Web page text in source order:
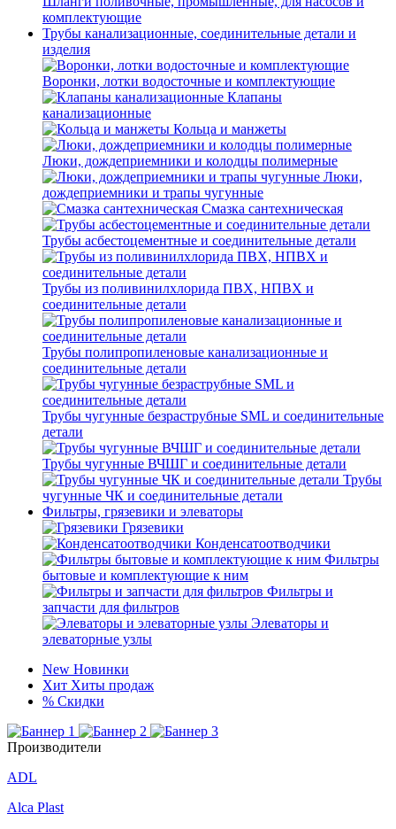
комплектующие
Трубы канализационные, соединительные детали и
изделия
Воронки, лотки водосточные и комплектующие
Клапаны
канализационные
Кольца и манжеты
Люки, дождеприемники и колодцы полимерные
Люки,
дождеприемники и трапы чугунные
Смазка сантехническая
Трубы асбестоцементные и соединительные детали
Трубы из поливинилхлорида ПВХ, НПВХ и
соединительные детали
Трубы полипропиленовые канализационные и
соединительные детали
Трубы чугунные безраструбные SML и соединительные
детали
Трубы чугунные ВЧШГ и соединительные детали
Трубы
чугунные ЧК и соединительные детали
Фильтры, грязевики и элеваторы
Грязевики
Конденсатоотводчики
Фильтры
бытовые и комплектующие к ним
Фильтры и
запчасти для фильтров
Элеваторы и
элеваторные узлы
New Новинки
Хит Хиты продаж
% Скидки
Производители
ADL
Alca Plast